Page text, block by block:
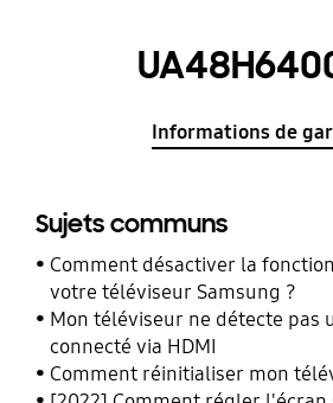
Informations de
Sujets communs
Comment désactiver la
votre téléviseur Samsung ?
Mon téléviseur ne détecte pas
connecté via HDMI
Comment réinitialiser mon